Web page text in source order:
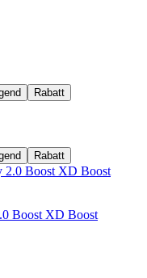
Rabatt
Rabatt
Boost XD Boost